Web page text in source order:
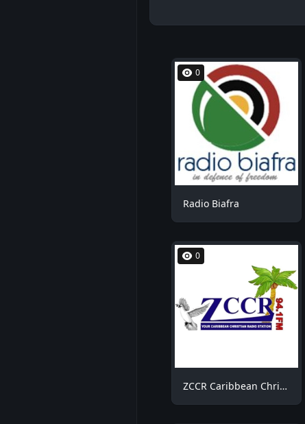
0
Radio Biafra
0
ZCCR Caribbean Christian Radio